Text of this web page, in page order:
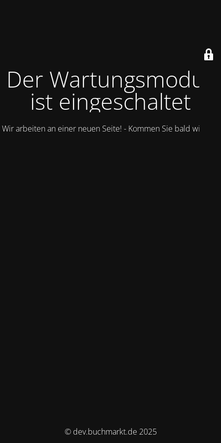
Der Wartungsmodus
ist eingeschaltet
Wir arbeiten an einer neuen Seite! - Kommen Sie bald wieder.
© dev.buchmarkt.de 2025